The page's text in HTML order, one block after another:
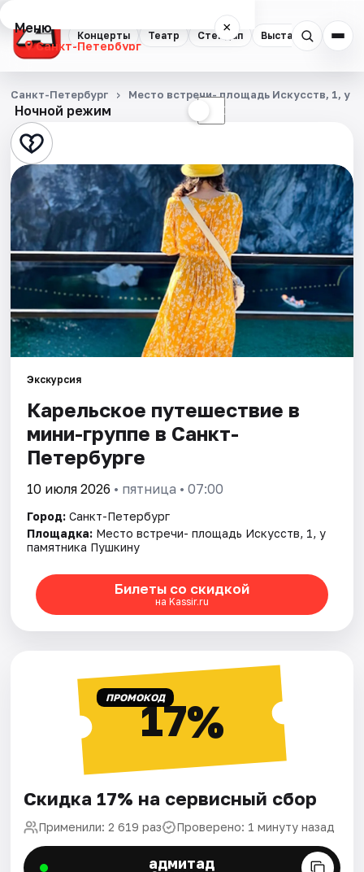
Концерты Театр Стендап Выставки
Меню ×
Санкт-Петербург
Концерты
Театр
Стендап
Выставки
Квесты
Экскурсии
Спорт
События
Города
Площадки
Артисты
Рейтинги
Ночной режим ☾
Санкт-Петербург Место встречи- площадь Искусств, 1, у
Экскурсия
Карельское путешествие в
мини-группе в Санкт-
Петербурге
10 июля 2026 • пятница • 07:00
Город: Санкт-Петербург
Площадка: Место встречи- площадь Искусств, 1, у
памятника Пушкину
Билеты со скидкой
на Kassir.ru
ПРОМОКОД17%
Скидка 17% на сервисный сбор
Применили: 2 619 раз Проверено: 1 минуту назад
адмитад